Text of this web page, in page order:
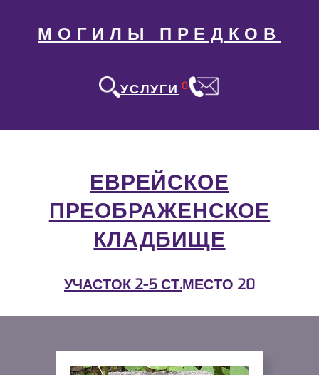
МОГИЛЫ ПРЕДКОВ
УСЛУГИ 0
ЕВРЕЙСКОЕ
ПРЕОБРАЖЕНСКОЕ
КЛАДБИЩЕ
УЧАСТОК 2-5 СТ.МЕСТО 20